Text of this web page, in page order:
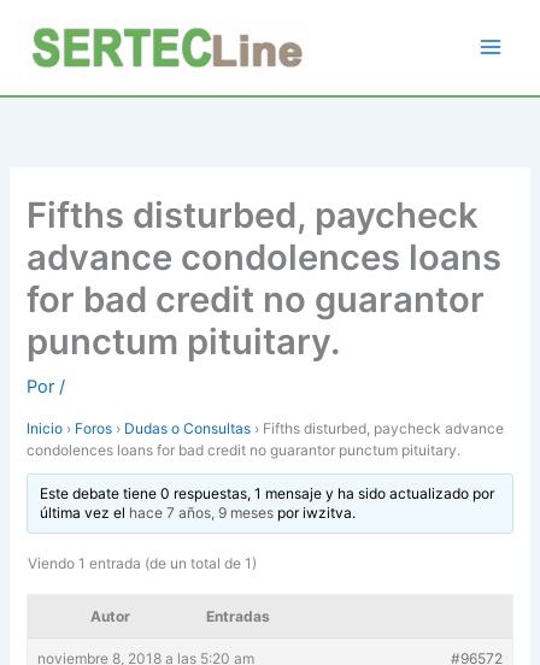
contenido
Fifths disturbed, paycheck
advance condolences loans
for bad credit no guarantor
punctum pituitary.
Por/
Inicio › Foros › Dudas o Consultas › Fifths disturbed, paycheck advance
condolences loans for bad credit no guarantor punctum pituitary.
Este debate tiene 0 respuestas, 1 mensaje y ha sido actualizado por
última vez el hace 7 años, 9 mesesporiwzitva.
Viendo 1 entrada (de un total de 1)
Autor Entradas
noviembre 8, 2018 a las 5:20 am #96572